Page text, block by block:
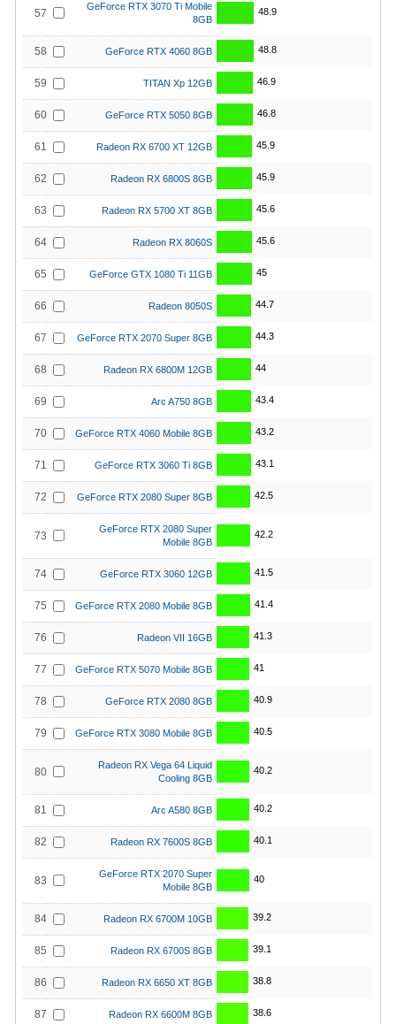
57
GeForce RTX 3070 Ti Mobile
8GB
48.9
58 GeForce RTX 4060 8GB 48.8
59 TITAN Xp 12GB 46.9
60 GeForce RTX 5050 8GB 46.8
61 Radeon RX 6700 XT 12GB 45.9
62 Radeon RX 6800S 8GB 45.9
63 Radeon RX 5700 XT 8GB 45.6
64 Radeon RX 8060S 45.6
65 GeForce GTX 1080 Ti 11GB 45
66 Radeon 8050S 44.7
67 GeForce RTX 2070 Super 8GB 44.3
68 Radeon RX 6800M 12GB 44
69 Arc A750 8GB 43.4
70 GeForce RTX 4060 Mobile 8GB 43.2
71 GeForce RTX 3060 Ti 8GB 43.1
72 GeForce RTX 2080 Super 8GB 42.5
73
GeForce RTX 2080 Super
Mobile 8GB
42.2
74 GeForce RTX 3060 12GB 41.5
75 GeForce RTX 2080 Mobile 8GB 41.4
76 Radeon VII 16GB 41.3
77 GeForce RTX 5070 Mobile 8GB 41
78 GeForce RTX 2080 8GB 40.9
79 GeForce RTX 3080 Mobile 8GB 40.5
80
Radeon RX Vega 64 Liquid
Cooling 8GB
40.2
81 Arc A580 8GB 40.2
82 Radeon RX 7600S 8GB 40.1
83
GeForce RTX 2070 Super
Mobile 8GB
40
84 Radeon RX 6700M 10GB 39.2
85 Radeon RX 6700S 8GB 39.1
86 Radeon RX 6650 XT 8GB 38.8
87 Radeon RX 6600M 8GB 38.6